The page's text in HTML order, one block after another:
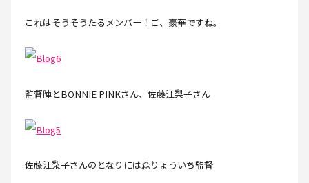
これはそうそうたるメンバー！ご、豪華ですね。
監督陣とBONNIE PINKさん、佐藤江梨子さん
佐藤江梨子さんのとなりには森りょういち監督